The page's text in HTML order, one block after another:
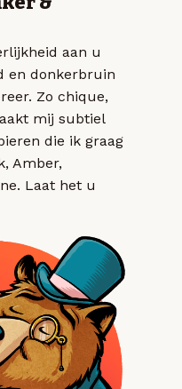
aan u
en donkerbruin
Zo chique,
mij subtiel
die ik graag
Amber,
Laat het u